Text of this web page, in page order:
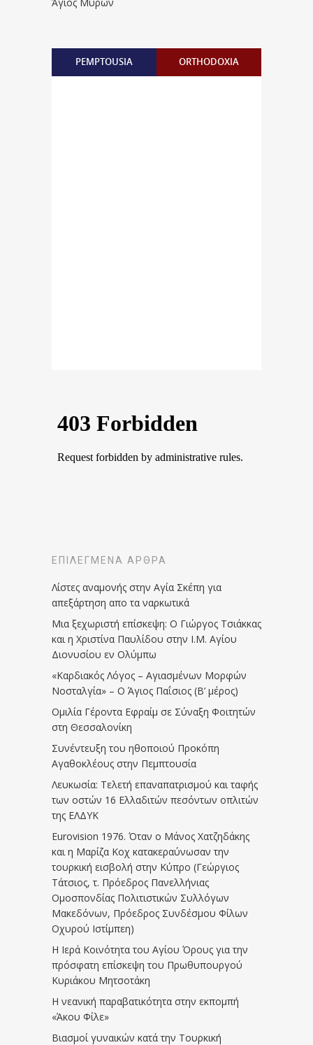
PEMPTOUSIA ORTHODOXIA
ΕΠΙΛΕΓΜΈΝΑ ΆΡΘΡΑ
Λίστες αναμονής στην Αγία Σκέπη για
απεξάρτηση απο τα ναρκωτικά
Μια ξεχωριστή επίσκεψη: Ο Γιώργος Τσιάκκας
και η Χριστίνα Παυλίδου στην Ι.Μ. Αγίου
Διονυσίου εν Ολύμπω
«Καρδιακός Λόγος – Αγιασμένων Μορφών
Νοσταλγία» – Ο Άγιος Παΐσιος (Β’ μέρος)
Ομιλία Γέροντα Εφραίμ σε Σύναξη Φοιτητών
στη Θεσσαλονίκη
Συνέντευξη του ηθοποιού Προκόπη
Αγαθοκλέους στην Πεμπτουσία
Λευκωσία: Τελετή επαναπατρισμού και ταφής
των οστών 16 Ελλαδιτών πεσόντων οπλιτών
της ΕΛΔΥΚ
Eurovision 1976. Όταν ο Μάνος Χατζηδάκης
και η Μαρίζα Κοχ κατακεραύνωσαν την
τουρκική εισβολή στην Κύπρο (Γεώργιος
Τάτσιος, τ. Πρόεδρος Πανελλήνιας
Ομοσπονδίας Πολιτιστικών Συλλόγων
Μακεδόνων, Πρόεδρος Συνδέσμου Φίλων
Οχυρού Ιστίμπεη)
Η Ιερά Κοινότητα του Αγίου Όρους για την
πρόσφατη επίσκεψη του Πρωθυπουργού
Κυριάκου Μητσοτάκη
Η νεανική παραβατικότητα στην εκπομπή
«Άκου Φίλε»
Βιασμοί γυναικών κατά την Τουρκική